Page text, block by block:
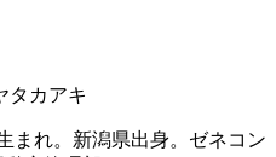
タカアキ
まれ。新潟県出身。ゼネコン